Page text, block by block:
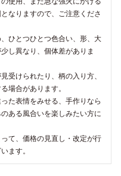
なりますので、ご注意くださ
、ひとつひとつ色合い、形、大
し異なり、個体差がありま
受けられたり、柄の入り方、
場合があります。
った表情をみせる、手作りなら
ある風合いを楽しみたい方に
って、価格の見直し・改定が行
ます。